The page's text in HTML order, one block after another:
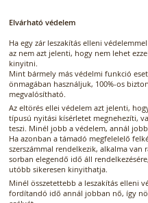
Elvárható védelem
Ha egy zár leszakítás elleni
az nem azt jelenti, hogy nem lehet
kinyitni.
Mint bármely más védelmi funkció
önmagában használjuk, 100%-os
megvalósítható.
Az eltörés ellei védelem azt jelenti,
típusú nyitási kísérletet megnehezíti,
teszi. Minél jobb a védelem, annál
Ha azonban a támadó megfelelelő
szerszámmal rendelkezik, alkalma van
sorban elegendő idő áll
utóbb sikeresen kinyithatja.
Minél összetettebb a leszakítás elleni
fordítandó idő annál jobban nő, így